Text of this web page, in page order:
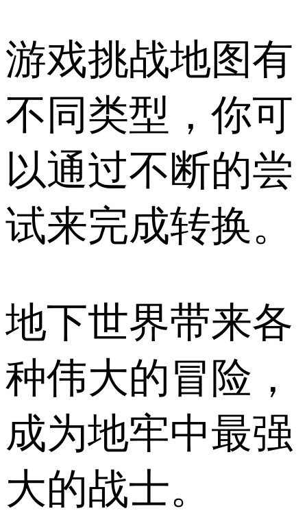
游戏挑战地图有
不同类型，你可
以通过不断的尝
试来完成转换。
地下世界带来各
种伟大的冒险，
成为地牢中最强
大的战士。